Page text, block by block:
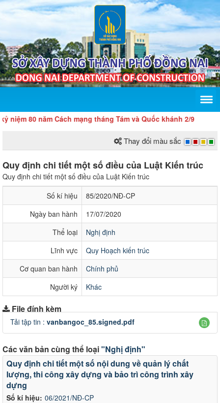
80 năm Cách mạng tháng Tám và Quốc khánh 2/9
Thay đổi màu sắc
Quy định chi tiết một số điều của Luật Kiến trúc
Quy định chi tiết một số điều của Luật Kiến trúc
Số kí hiệu
85/2020/NĐ-CP
Ngày ban hành
17/07/2020
Thể loại
Nghị định
Lĩnh vực
Quy Hoạch kiến trúc
Cơ quan ban hành
Chính phủ
Người ký
Khác
File đính kèm
Tải tập tin : vanbangoc_85.signed.pdf
Các văn bản cùng thể loại"Nghị định"
Số kí hiệu: 06/2021/NĐ-CP
Quy định chi tiết một số nội dung về quản lý chất
lượng, thi công xây dựng và bảo trì công trình xây
dựng